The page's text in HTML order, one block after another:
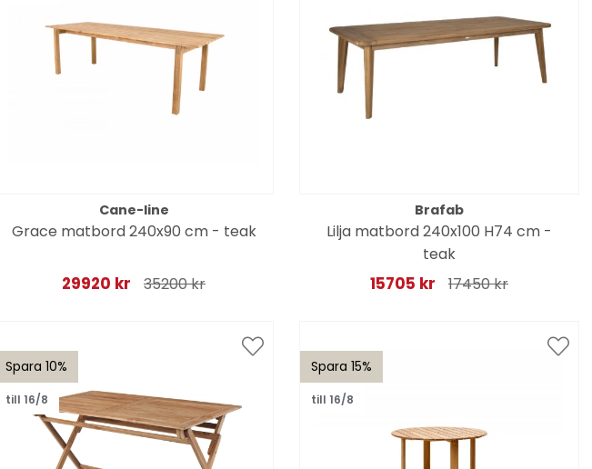
Cane-line
Grace matbord 240x90 cm - teak
29920 kr 35200 kr
Brafab
Lilja matbord 240x100 H74 cm -
teak
15705 kr 17450 kr
Spara 10%
till 16/8
Spara 15%
till 16/8